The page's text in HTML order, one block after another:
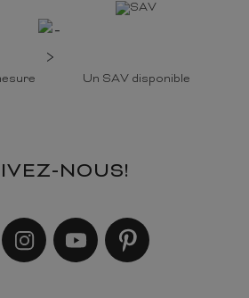
Un SAV disponible
NOUS!